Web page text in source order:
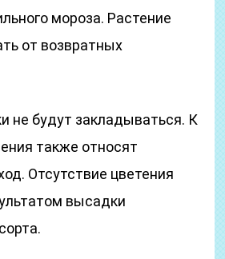
мороза. Растение
от возвратных
не будут закладываться. К
также относят
Отсутствие цветения
высадки